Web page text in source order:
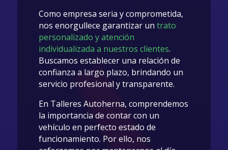
Como empresa seria y comprometida,
nos enorgullece garantizar un trato
personalizado y atención
individualizada a nuestros clientes.
Buscamos establecer una relación de
confianza a largo plazo, brindando un
servicio profesional y transparente.
En Talleres Autoherna, comprendemos
la importancia de contar con un
vehículo en perfecto estado de
funcionamiento. Por ello, nos